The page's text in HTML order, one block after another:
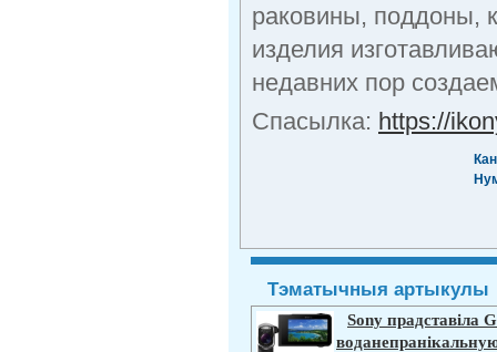
раковины, поддоны,
изделия
недавних пор
Cпасылка: https://
Тэматычныя артыкулы
Sony прадставіла